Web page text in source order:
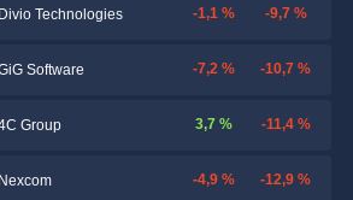
Divio Technologies -1,1 % -9,7 %
Software -7,2 % -10,7 %
Group 3,7 % -11,4 %
Nexcom -4,9 % -12,9 %